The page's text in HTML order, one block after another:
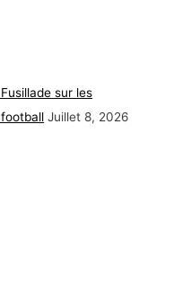
sur les
Juillet 8, 2026